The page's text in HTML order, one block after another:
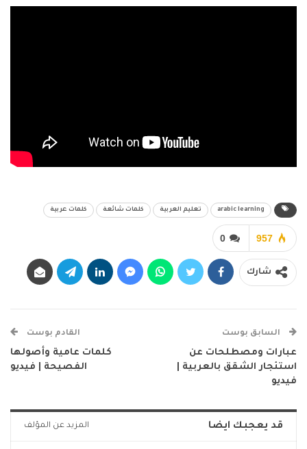
arabic learning تعليم العربية كلمات شائعة كلمات عربية
0 957
شارك
السابق بوست
عبارات ومصطلحات عن
استئجار الشقق بالعربية |
فيديو
القادم بوست
كلمات عامية وأصولها
الفصيحة | فيديو
قد يعجبك ايضا المزيد عن المؤلف